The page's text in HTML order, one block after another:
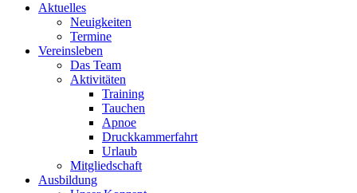
Aktuelles
Neuigkeiten
Termine
Vereinsleben
Das Team
Aktivitäten
Training
Tauchen
Apnoe
Druckkammerfahrt
Urlaub
Mitgliedschaft
Ausbildung